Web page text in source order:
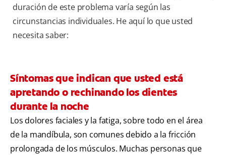
duración de este problema varía según las
circunstancias individuales. He aquí lo que usted
necesita saber:
Síntomas que indican que usted está
apretando o rechinando los dientes
durante la noche
Los dolores faciales y la fatiga, sobre todo en el área
de la mandíbula, son comunes debido a la fricción
prolongada de los músculos. Muchas personas que